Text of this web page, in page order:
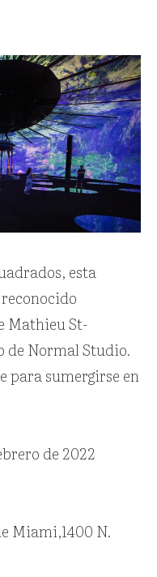
esta
Mathieu St-
de Normal Studio.
sumergirse en
de 2022
Miami,1400 N.